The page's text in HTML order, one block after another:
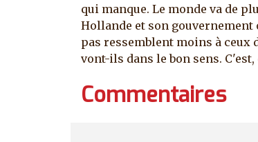
qui manque. Le monde va de
Hollande et son gouvernement
pas ressemblent moins à ceux
vont-ils dans le bon sens.
Commentaires